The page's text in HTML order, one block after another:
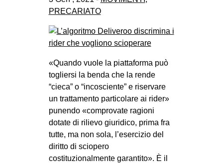
PRECARIATO
«Quando vuole la piattaforma può
togliersi la benda che la rende
“cieca” o “incosciente” e riservare
un trattamento particolare ai rider»
punendo «comprovate ragioni
dotate di rilievo giuridico, prima fra
tutte, ma non sola, l’esercizio del
diritto di sciopero
costituzionalmente garantito». È il